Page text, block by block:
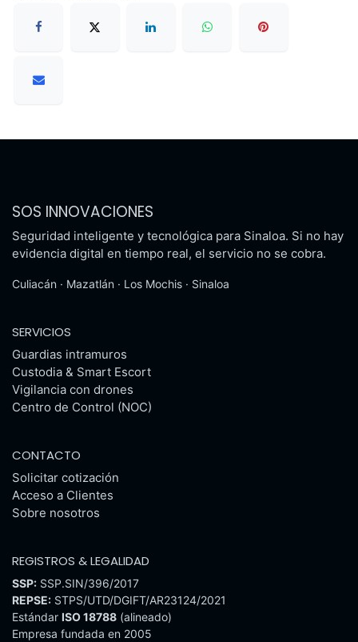
SOS INNOVACIONES
Seguridad inteligente y tecnológica para Sinaloa. Si no hay
evidencia digital en tiempo real, el servicio no se cobra.
Culiacán · Mazatlán · Los Mochis · Sinaloa
SERVICIOS
Guardias intramuros
Custodia & Smart Escort
Vigilancia con drones
Centro de Control (NOC)
CONTACTO
Solicitar cotización
Acceso a Clientes
Sobre nosotros
REGISTROS & LEGALIDAD
SSP: SSP.SIN/396/2017
REPSE: STPS/UTD/DGIFT/AR23124/2021
Estándar ISO 18788 (alineado)
Empresa fundada en 2005